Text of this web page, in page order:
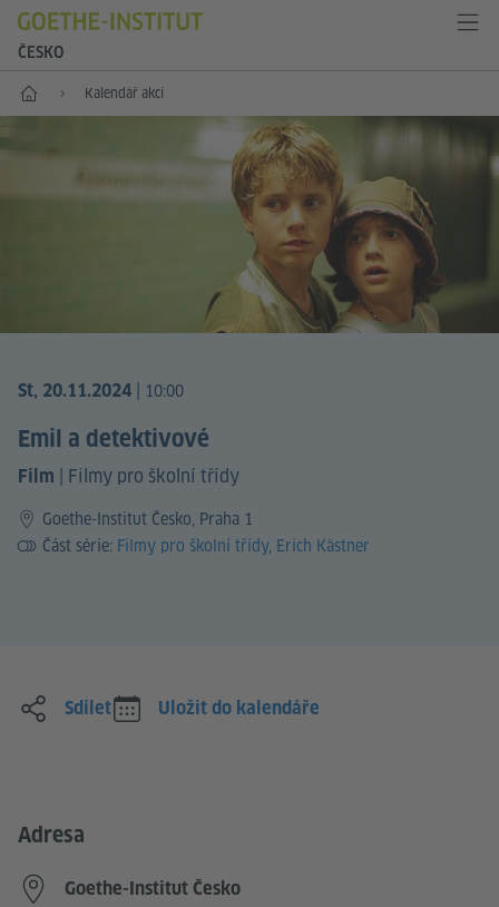
ČESKO
Hlavní stránkaKalendář akcí
St, 20.11.2024 10:00
Emil a detektivové
Film | Filmy pro školní třídy
Goethe-Institut Česko, Praha 1
Část série: Filmy pro školní třídy, Erich Kästner
Sdílet Uložit do kalendáře
Adresa
Goethe-Institut Česko